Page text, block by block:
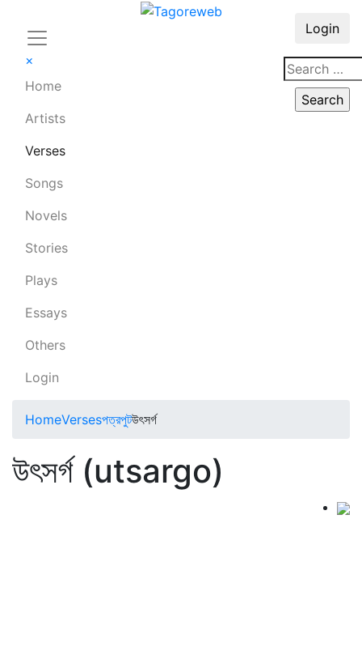
×
Home
Artists
Verses
Songs
Novels
Stories
Plays
Essays
Others
Login
Login
HomeVersesপত্রপুটউৎসর্গ
উৎসর্গ (utsargo)